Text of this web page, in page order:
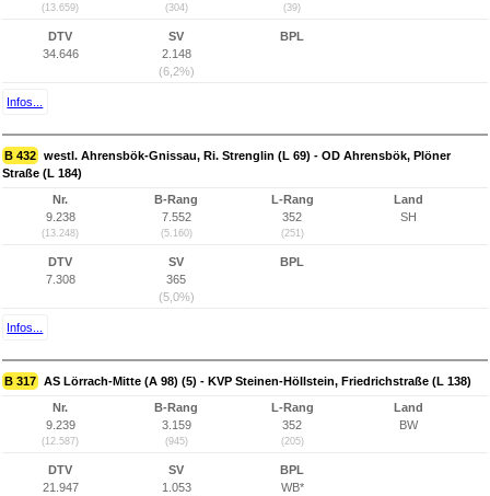
(13.659) (304) (39)
DTV
34.646
SV
2.148
(6,2%)
BPL
Infos...
B 432 westl. Ahrensbök-Gnissau, Ri. Strenglin (L 69) - OD Ahrensbök, Plöner
Straße (L 184)
Nr.
9.238
(13.248)
B-Rang
7.552
(5.160)
L-Rang
352
(251)
Land
SH
DTV
7.308
SV
365
(5,0%)
BPL
Infos...
B 317 AS Lörrach-Mitte (A 98) (5) - KVP Steinen-Höllstein, Friedrichstraße (L 138)
Nr.
9.239
(12.587)
B-Rang
3.159
(945)
L-Rang
352
(205)
Land
BW
DTV
21.947
SV
1.053
BPL
WB*